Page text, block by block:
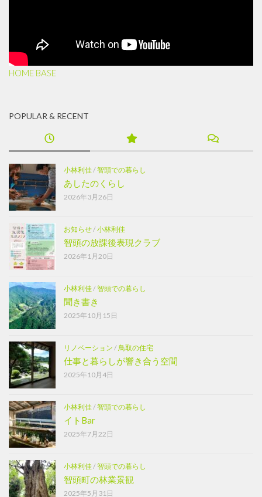
HOME BASE
POPULAR & RECENT
小林利佳/智頭での暮らし
あしたのくらし
2026年3月26日
お知らせ/小林利佳
智頭の放課後表現クラブ
2026年1月20日
小林利佳/智頭での暮らし
聞き書き
2025年10月15日
リノベーション /鳥取の住宅
仕事と暮らしが響き合う空間
2025年10月4日
小林利佳/智頭での暮らし
イトBar
2025年7月22日
小林利佳/智頭での暮らし
智頭町の林業景観
2025年5月31日